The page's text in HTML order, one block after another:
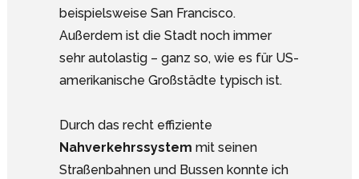
beispielsweise San Francisco.
Außerdem ist die Stadt noch immer
sehr autolastig – ganz so, wie es für US-
amerikanische Großstädte typisch ist.
Durch das recht effiziente
Nahverkehrssystem mit seinen
Straßenbahnen und Bussen konnte ich